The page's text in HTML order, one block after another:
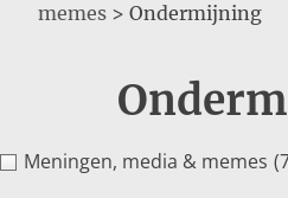
Kennisbank
&
Don’ts
memes > Ondermijning
Meningen, media & memes